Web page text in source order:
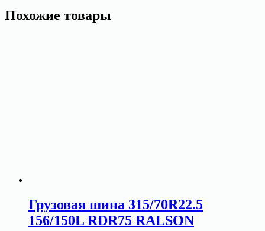
Похожие товары
Грузовая шина 315/70R22.5
156/150L RDR75 RALSON